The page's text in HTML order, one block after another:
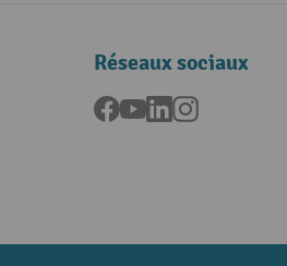
Réseaux sociaux
Facebook
YouTubeLinkedInInstagram